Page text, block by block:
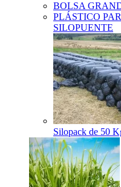
BOLSA
PLÁSTICO
SILOPUENTE
Silopack de 50